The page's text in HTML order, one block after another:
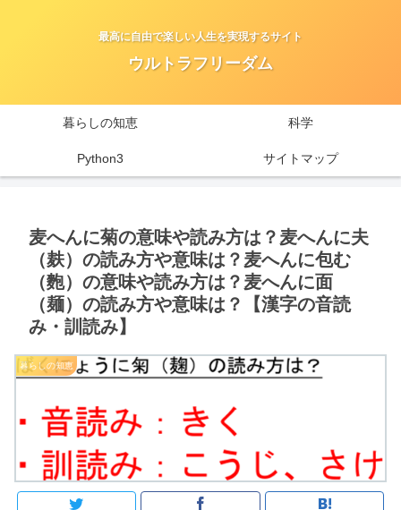
最高に自由で楽しい人生を実現するサイト
ウルトラフリーダム
暮らしの知恵 科学
Python3 サイトマップ
麦へんに菊の意味や読み方は？麦へんに夫
（麸）の読み方や意味は？麦へんに包む
（麭）の意味や読み方は？麦へんに面
（麺）の読み方や意味は？【漢字の音読
み・訓読み】
暮らしの知恵